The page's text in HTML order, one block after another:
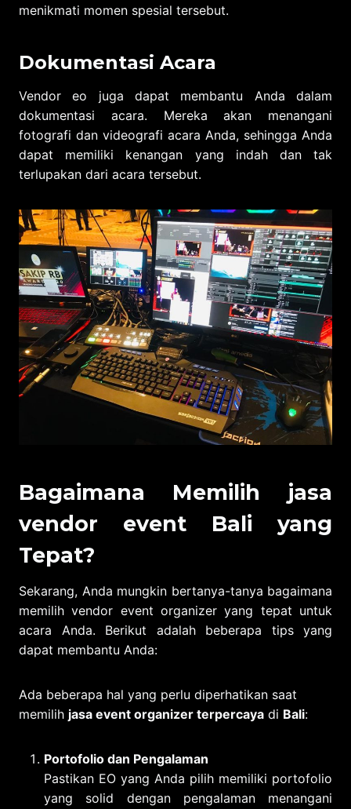
menikmati momen spesial tersebut.
Dokumentasi Acara
Vendor eo juga dapat membantu Anda dalam
dokumentasi acara. Mereka akan menangani
fotografi dan videografi acara Anda, sehingga Anda
dapat memiliki kenangan yang indah dan tak
terlupakan dari acara tersebut.
Bagaimana Memilih jasa
vendor event Bali yang
Tepat?
Sekarang, Anda mungkin bertanya-tanya bagaimana
memilih vendor event organizer yang tepat untuk
acara Anda. Berikut adalah beberapa tips yang
dapat membantu Anda:
Ada beberapa hal yang perlu diperhatikan saat
memilih jasa event organizer terpercaya di Bali:
Portofolio dan Pengalaman
Pastikan EO yang Anda pilih memiliki portofolio
yang solid dengan pengalaman menangani